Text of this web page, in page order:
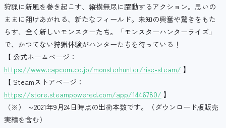
狩猟に新風を巻き起こす、縦横無尽に躍動するアクション。思いの
ままに翔けあがれる、新たなフィールド。未知の興奮や驚きをもた
らす、全く新しいモンスターたち。「モンスターハンターライズ」
で、かつてない狩猟体験がハンターたちを待っている！
【 公式ホームページ：
https://www.capcom.co.jp/monsterhunter/rise-steam/ 】
【 Steamストアページ：
https://store.steampowered.com/app/1446780/ 】
（※） ～2021年9月24日時点の出荷本数です。（ダウンロード版販売
実績を含む）